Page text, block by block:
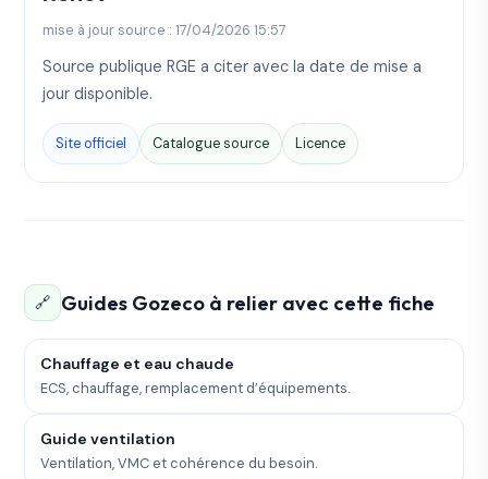
mise à jour source : 17/04/2026 15:57
Source publique RGE a citer avec la date de mise a
jour disponible.
Site officiel Catalogue source Licence
🔗 Guides Gozeco à relier avec cette fiche
Chauffage et eau chaude
ECS, chauffage, remplacement d’équipements.
Guide ventilation
Ventilation, VMC et cohérence du besoin.